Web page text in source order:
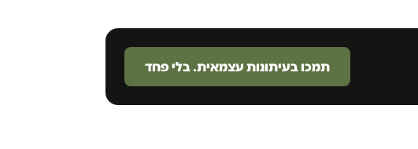
תמכו בעיתונות עצמאית. בלי פחד